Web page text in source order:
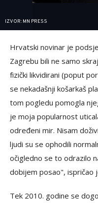
IZVOR: MN PRESS
Hrvatski novinar je
Zagrebu bili ne samo
fizički likvidirani (poput
se nekadašnji košarkaš
tom pogledu pomogla
je moja popularnost
određeni mir. Nisam
ljudi su se ophodili
očigledno se to odrazilo
dobijem posao", ispričao
Tek 2010. godine se